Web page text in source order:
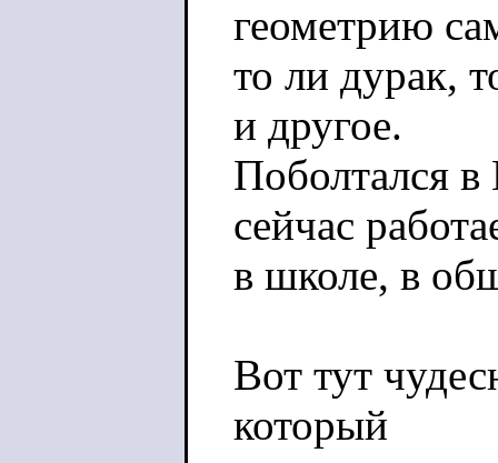
геометрию
то ли дурак,
и другое.
Поболтался в
сейчас
в школе, в
Вот тут
который